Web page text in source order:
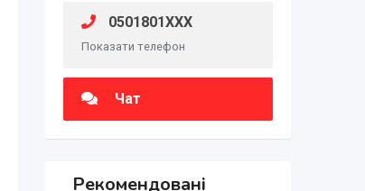
0501801XXX
Показати телефон
Чат
Рекомендовані